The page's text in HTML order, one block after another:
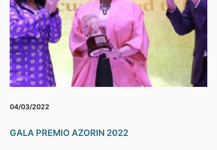
04/03/2022
GALA PREMIO AZORIN 2022